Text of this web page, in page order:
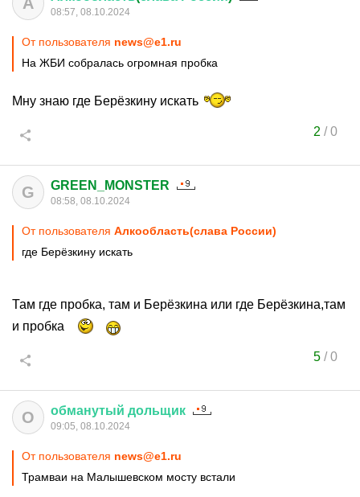
08:57, 08.10.2024
От пользователя news@e1.ru
На ЖБИ собралась огромная пробка
Мну знаю где Берёзкину искать
2 /0
G GREEN_MONSTER
08:58, 08.10.2024
От пользователя Алкообласть(слава России)
где Берёзкину искать
Там где пробка, там и Берёзкина или где Берёзкина,там
и пробка
5/0
О обманутый дольщик
09:05, 08.10.2024
От пользователя news@e1.ru
Трамваи на Малышевском мосту встали